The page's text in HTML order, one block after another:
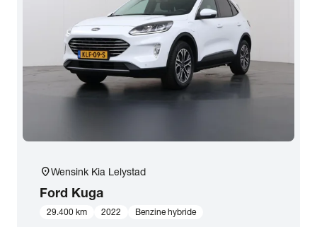
location_onWensink Kia Lelystad
Ford Kuga
29.400 km 2022 Benzine hybride